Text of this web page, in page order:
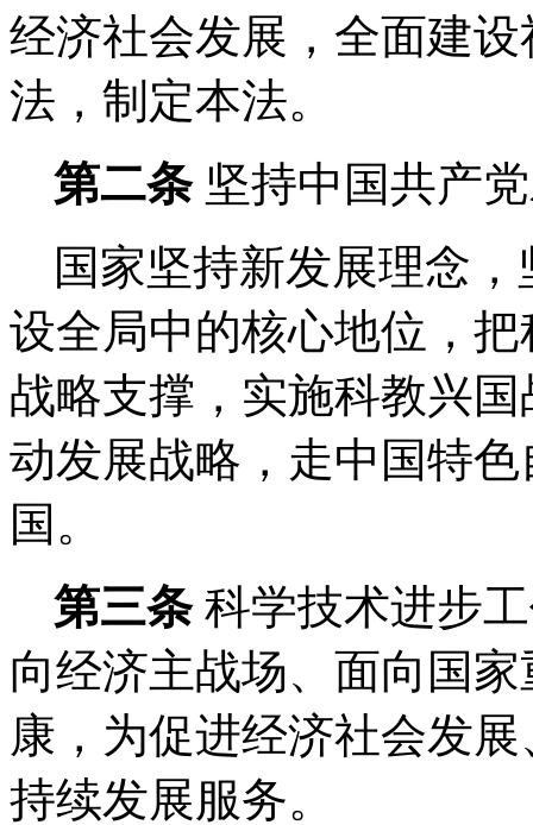
经济社会发展，全面建
法，制定本法。
第二条 坚持中国共产
国家坚持新发展理念
设全局中的核心地位，
战略支撑，实施科教兴
动发展战略，走中国特
国。
第三条 科学技术进步
向经济主战场、面向国
康，为促进经济社会发
持续发展服务。